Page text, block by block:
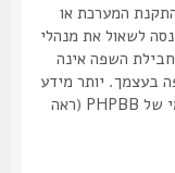
המערכת או
את מנהלי
השפה אינה
יותר מידע
אודות תירגום שפה תוכל למצוא באתר הרישמי של PHPBB (ראה